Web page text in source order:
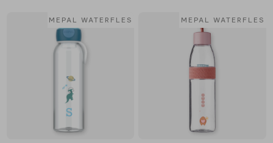
MEPAL WATERFLES MEPAL WATERFLES